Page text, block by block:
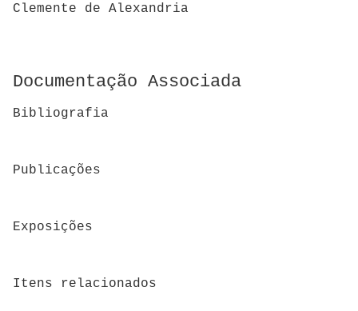
Clemente de Alexandria
Documentação Associada
Bibliografia
Publicações
Exposições
Itens relacionados